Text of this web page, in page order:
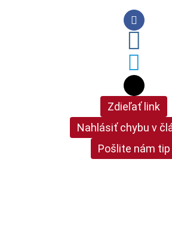
Zdieľať link
Nahlásiť chybu v
Pošlite nám tip